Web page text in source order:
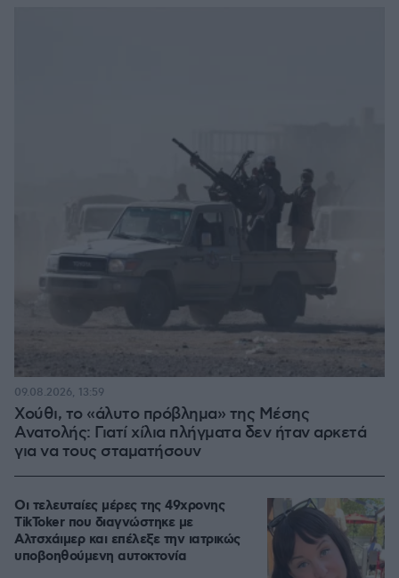
Χούθι, το «άλυτο πρόβλημα» της Μέσης
Ανατολής: Γιατί χίλια πλήγματα δεν ήταν αρκετά
για να τους σταματήσουν
09.08.2026, 13:59
Οι τελευταίες μέρες της 49χρονης
TikToker που διαγνώστηκε με
Αλτσχάιμερ και επέλεξε την ιατρικώς
υποβοηθούμενη αυτοκτονία